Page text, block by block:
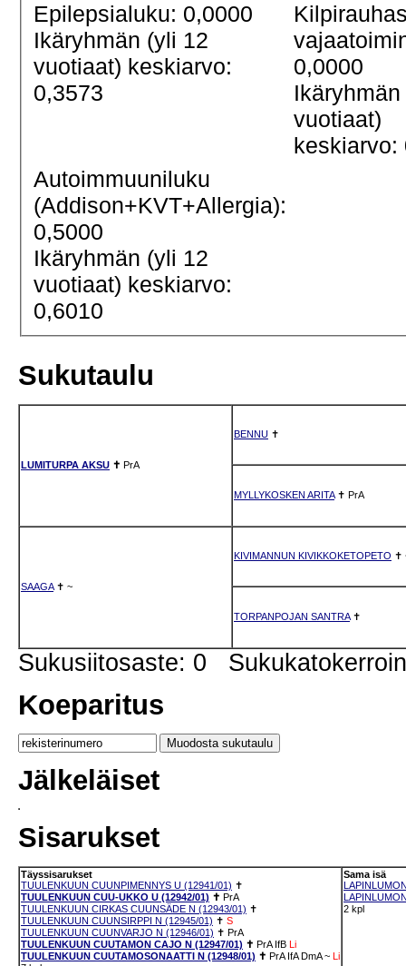
Epilepsialuku: 0,0000
Ikäryhmän (yli 12
vuotiaat) keskiarvo:
0,3573
0,0000
vuotiaat)
keskiarvo:
Autoimmuuniluku
(Addison+KVT+Allergia):
0,5000
Ikäryhmän (yli 12
vuotiaat) keskiarvo:
0,6010
Sukutaulu
LUMITURPA AKSU ✝ PrA
BENNU ✝
MYLLYKOSKEN ARITA✝ PrA
SAAGA✝ ~
KIVIMANNUN KIVIKKOKETOPETO ✝
TORPANPOJAN SANTRA✝
Sukusiitosaste: 0
Koeparitus
Jälkeläiset
Sisarukset
Täyssisarukset
TUULENKUUN CUUNPIMENNYS U (12941/01) ✝
TUULENKUUN CUU-UKKO U (12942/01) ✝ PrA
TUULENKUUN CIRKAS CUUNSÄDE N (12943/01) ✝
TUULENKUUN CUUNSIRPPI N (12945/01) ✝ S
TUULENKUUN CUUNVARJO N (12946/01) ✝ PrA
TUULENKUUN CUUTAMON CAJO N (12947/01) ✝ PrA IfB Li
TUULENKUUN CUUTAMOSONAATTI N (12948/01) ✝ PrA IfA DmA ~ Li
Sama isä
2 kpl